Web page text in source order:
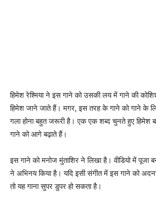
हिमेश रेश्‍मिया ने इस गाने को उसकी लय में गाने की
हिमेश जाने जाते हैं। मगर, इस तरह के गाने को गाने के
गला होना बहुत जरूरी है। एक एक शब्‍द चुनते हुए हिमेश
गाने को आगे बढ़ाते हैं।
इस गाने को मनोज मुंताशिर ने लिखा है। वीडियो में पूजा
ने अभिनय किया है। यदि इसी संगीत में इस गाने को
तो यह गाना सुपर डुपर हो सकता है।